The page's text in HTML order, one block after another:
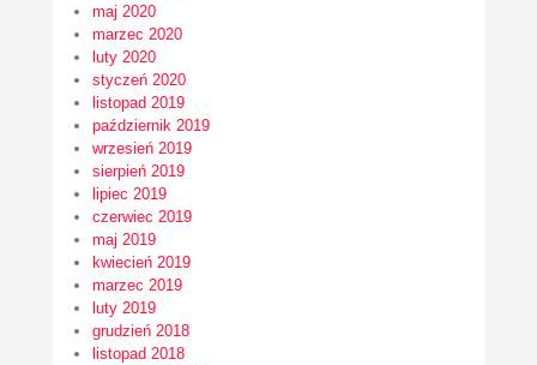
maj 2020
marzec 2020
luty 2020
styczeń 2020
listopad 2019
październik 2019
wrzesień 2019
sierpień 2019
lipiec 2019
czerwiec 2019
maj 2019
kwiecień 2019
marzec 2019
luty 2019
grudzień 2018
listopad 2018